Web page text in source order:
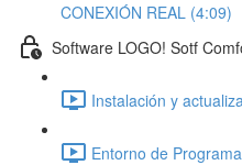
CONEXIÓN REAL (4:09)
Software LOGO! Sotf
Instalación y
Entorno de